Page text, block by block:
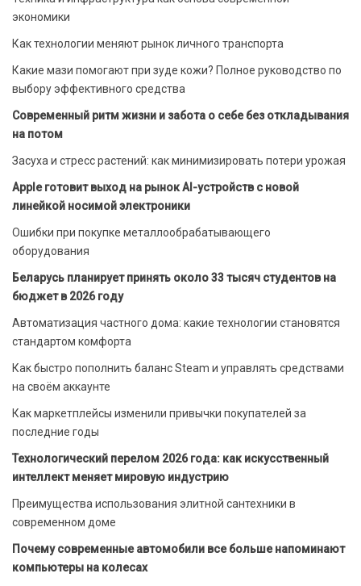
экономики
Как технологии меняют рынок личного транспорта
Какие мази помогают при зуде кожи? Полное руководство по
выбору эффективного средства
Современный ритм жизни и забота о себе без откладывания
на потом
Засуха и стресс растений: как минимизировать потери урожая
Apple готовит выход на рынок AI-устройств с новой
линейкой носимой электроники
Ошибки при покупке металлообрабатывающего
оборудования
Беларусь планирует принять около 33 тысяч студентов на
бюджет в 2026 году
Автоматизация частного дома: какие технологии становятся
стандартом комфорта
Как быстро пополнить баланс Steam и управлять средствами
на своём аккаунте
Как маркетплейсы изменили привычки покупателей за
последние годы
Технологический перелом 2026 года: как искусственный
интеллект меняет мировую индустрию
Преимущества использования элитной сантехники в
современном доме
Почему современные автомобили все больше напоминают
компьютеры на колесах